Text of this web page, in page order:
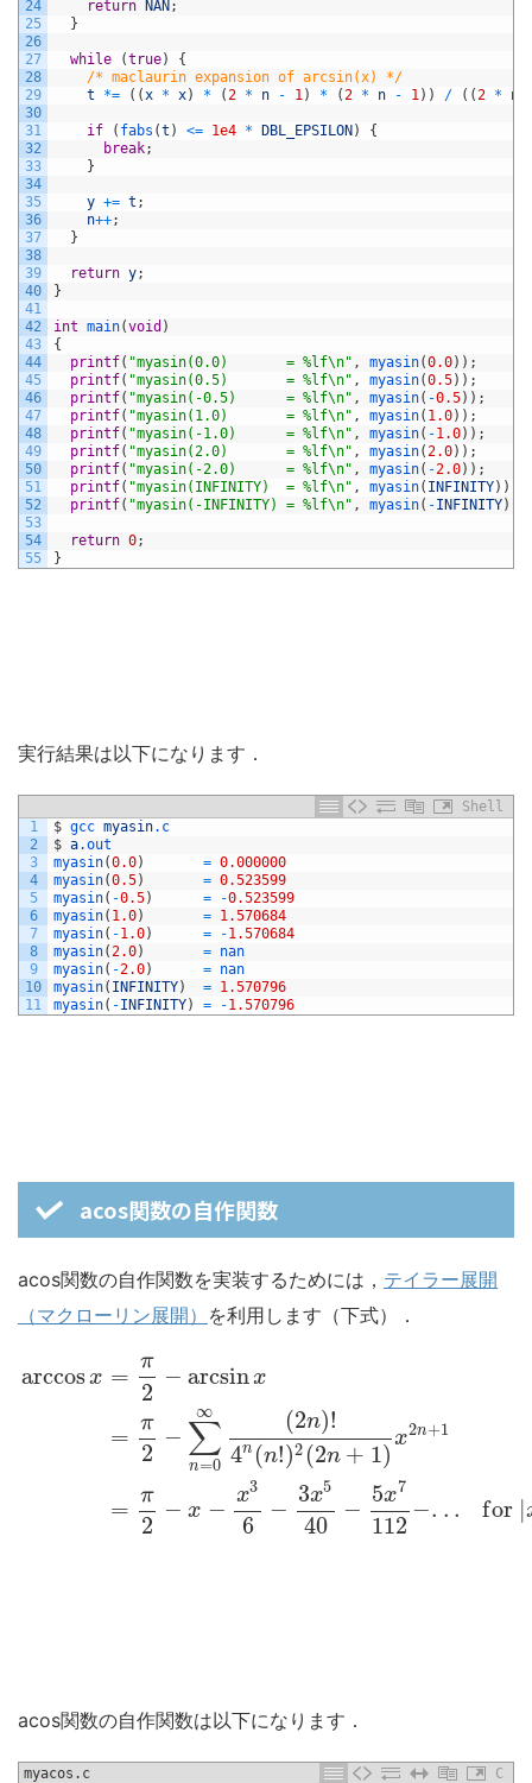
24
25
26
27
28
29
30
31
32
33
34
35
36
37
38
39
40
41
42
43
44
45
46
47
48
49
50
51
52
53
54
55
return NAN ;
}
while (true)
{
/* maclaurin expansion of arcsin(x) */
t
*= ( ( x * x) * ( 2 * n - 1 ) * ( 2 * n - 1 ) ) / ( ( 2 * n
if ( fabs (t ) <= 1e4 * DBL_EPSILON)
{
break;
}
y += t ;
n++;
}
return y;
}
int main(void )
{
printf( "myasin(0.0)       = %lf\n" , myasin(0.0) ) ;
printf( "myasin(0.5)       = %lf\n" , myasin(0.5) ) ;
printf( "myasin(-0.5)      = %lf\n" , myasin( -0.5) ) ;
printf( "myasin(1.0)       = %lf\n" , myasin( 1.0) ) ;
printf( "myasin(-1.0)      = %lf\n" , myasin( -1.0) ) ;
printf( "myasin(2.0)       = %lf\n" , myasin( 2.0) ) ;
printf( "myasin(-2.0)      = %lf\n" , myasin( -2.0) ) ;
printf( "myasin(INFINITY)  = %lf\n" , myasin( INFINITY) )
printf( "myasin(-INFINITY) = %lf\n" , myasin( -INFINITY)
return 0;
}
実行結果は以下になります．
Shell
1
2
3
4
5
6
7
8
9
10
11
$ gcc myasin.c
$ a.out
myasin(0.0) = 0.000000
myasin(0.5) = 0.523599
myasin( -0.5) = -0.523599
myasin( 1.0) = 1.570684
myasin( -1.0) = -1.570684
myasin( 2.0) = nan
myasin( -2.0) = nan
myasin( INFINITY) = 1.570796
myasin( -INFINITY) = -1.570796
acos関数の自作関数
acos関数の自作関数を実装するためには， テイラー展開
（マクローリン展開） を利用します（下式）．
arccosx =
=
=
π
2
− arcsinx
π
2
− ∑
n=0
∞ (2n)!
4n (n!)2 (2n + 1)
x2n+1
π
2
− x −
x3
6
−
3x5
40
−
5x7
112
−. . . for
acos関数の自作関数は以下になります．
myacos.c
C